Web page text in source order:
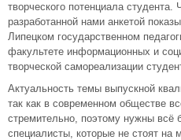
творческого потенциала
разработанной нами анкетой
Липецком государственном
факультете информационных и
творческой самореализации
Актуальность темы выпускной
так как в современном обществе
стремительно, поэтому нужны всё
специалисты, которые не стоят на